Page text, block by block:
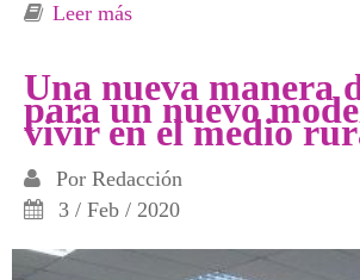
Leer más
Una nueva manera
para un nuevo
vivir en el medio
Por Redacción
3 / Feb / 2020